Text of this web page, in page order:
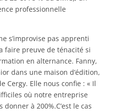
professionnelle
s’improvise pas apprenti
faire preuve de ténacité si
en alternance. Fanny,
dans une maison d’édition,
Cergy. Elle nous confie : « Il
où notre entreprise
à 200%.C’est le cas